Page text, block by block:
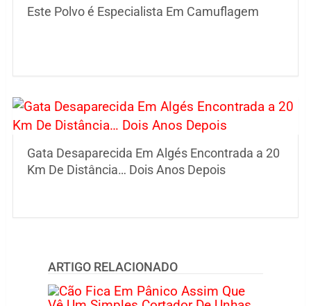
Este Polvo é Especialista Em Camuflagem
Gata Desaparecida Em Algés Encontrada a 20
Km De Distância… Dois Anos Depois
ARTIGO RELACIONADO